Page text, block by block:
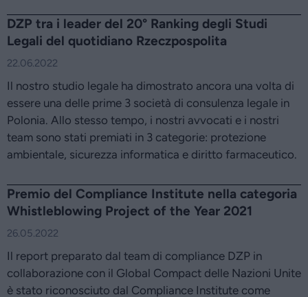
DZP tra i leader del 20° Ranking degli Studi
Legali del quotidiano Rzeczpospolita
22.06.2022
Il nostro studio legale ha dimostrato ancora una volta di
essere una delle prime 3 società di consulenza legale in
Polonia. Allo stesso tempo, i nostri avvocati e i nostri
team sono stati premiati in 3 categorie: protezione
ambientale, sicurezza informatica e diritto farmaceutico.
Premio del Compliance Institute nella categoria
Whistleblowing Project of the Year 2021
26.05.2022
Il report preparato dal team di compliance DZP in
collaborazione con il Global Compact delle Nazioni Unite
è stato riconosciuto dal Compliance Institute come